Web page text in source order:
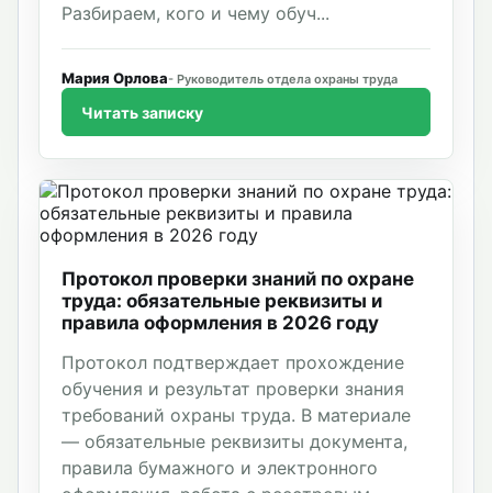
Разбираем, кого и чему обуч...
Мария Орлова Руководитель отдела охраны труда
Читать записку
Протокол проверки знаний по охране
труда: обязательные реквизиты и
правила оформления в 2026 году
Протокол подтверждает прохождение
обучения и результат проверки знания
требований охраны труда. В материале
— обязательные реквизиты документа,
правила бумажного и электронного